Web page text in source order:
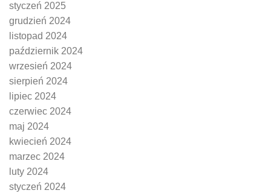
styczeń 2025
grudzień 2024
listopad 2024
październik 2024
wrzesień 2024
sierpień 2024
lipiec 2024
czerwiec 2024
maj 2024
kwiecień 2024
marzec 2024
luty 2024
styczeń 2024